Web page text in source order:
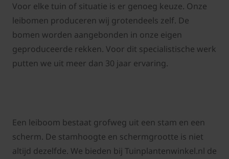
Voor elke tuin of situatie is er genoeg keuze. Onze
leibomen produceren wij grotendeels zelf. De
bomen worden aangebonden in onze eigen
geproduceerde rekken. Voor dit specialistische werk
putten we uit meer dan 30 jaar ervaring.
Een leiboom bestaat grofweg uit een stam en een
scherm. De stamhoogte en schermgrootte is niet
altijd dezelfde. We bieden bij Tuinplantenwinkel.nl de